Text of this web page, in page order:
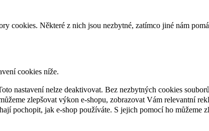
cookies. Některé z nich jsou nezbytné, zatímco jiné nám
cookies níže.
nastavení nelze deaktivovat. Bez nezbytných cookies
zlepšovat výkon e-shopu, zobrazovat Vám relevantní
pochopit, jak e-shop používáte. S jejich pomocí ho můžeme